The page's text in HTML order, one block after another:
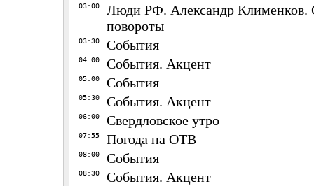
03:00
Люди РФ. Александр Клименков.
повороты
03:30 События
04:00 События. Акцент
05:00 События
05:30 События. Акцент
06:00 Свердловское утро
07:55 Погода на ОТВ
08:00 События
08:30 События. Акцент